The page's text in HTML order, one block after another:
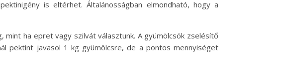
is eltérhet. Általánosságban elmondható, hogy a
mint ha epret vagy szilvát választunk. A gyümölcsök zselésítő
pektint javasol 1 kg gyümölcsre, de a pontos mennyiséget